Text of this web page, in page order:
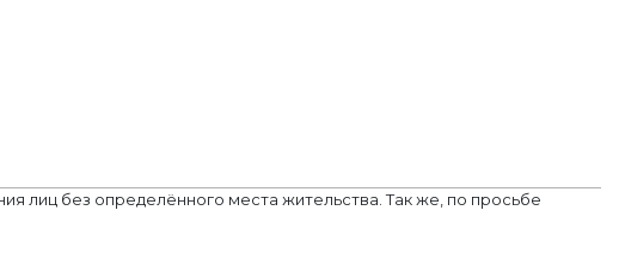
лиц без определённого места жительства. Так же, по просьбе